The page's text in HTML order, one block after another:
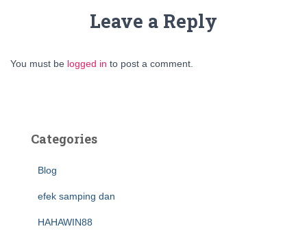
Leave a Reply
You must be logged in to post a comment.
Categories
Blog
efek samping dan
HAHAWIN88